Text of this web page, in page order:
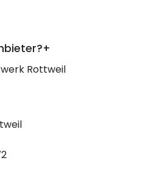
+
Rottweil